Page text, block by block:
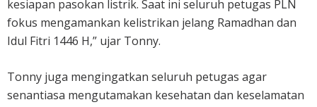
kesiapan pasokan listrik. Saat ini seluruh petugas PLN
fokus mengamankan kelistrikan jelang Ramadhan dan
Idul Fitri 1446 H,” ujar Tonny.
Tonny juga mengingatkan seluruh petugas agar
senantiasa mengutamakan kesehatan dan keselamatan